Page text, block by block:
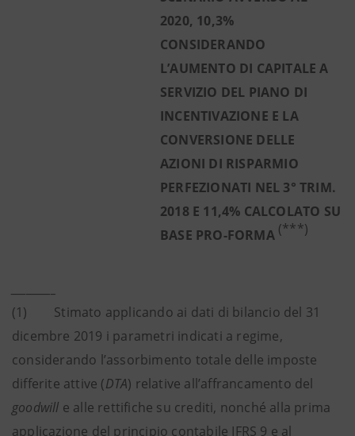
2020, 10,3%
CONSIDERANDO
L’AUMENTO DI CAPITALE A
SERVIZIO DEL PIANO DI
INCENTIVAZIONE E LA
CONVERSIONE DELLE
AZIONI DI RISPARMIO
PERFEZIONATI NEL 3° TRIM.
2018 E 11,4% CALCOLATO SU
BASE PRO-FORMA (***)
(1) Stimato applicando ai dati di bilancio del 31
dicembre 2019 i parametri indicati a regime,
considerando l’assorbimento totale delle imposte
differite attive (DTA) relative all’affrancamento del
goodwill e alle rettifiche su crediti, nonché alla prima
applicazione del principio contabile IFRS 9 e al